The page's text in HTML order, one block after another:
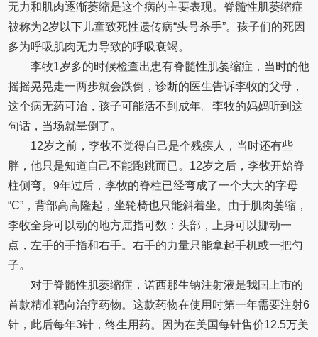
无力和肌肉逐渐萎缩是这个病的主要表现。脊髓性肌萎缩症
被称为2岁以下儿童致死性遗传病“头号杀手”。孩子们的死因
多为呼吸肌肉无力导致的呼吸衰竭。
李牧1岁多的时候检查出患有脊髓性肌萎缩症，当时的他
摇摇晃晃走一两步就会跌倒，诊断的医生告诉李牧的父母，
这个病无药可治，孩子可能活不到成年。李牧的妈妈听到这
句话，当场就晕倒了。
12岁之前，李牧不觉得自己是个残疾人，当时还有些
胖，他只是知道自己不能跑跳而已。12岁之后，李牧开始脊
柱侧弯。9年过后，李牧的脊柱已经弯成了一个大大的字母
“C”，背部高高隆起，坐轮椅也只能斜着坐。由于肌肉萎缩，
李牧全身可以动的地方屈指可数：头部，上身可以挪动一
点，左手的手指和右手。右手的力量只能拿起手机或一把勺
子。
对于脊髓性肌萎缩症，诺西那生钠注射液是我国上市的
首款精准靶向治疗药物。这款药物在使用时第一年需要注射6
针，此后每年3针，终生用药。因为在美国每针售价12.5万美